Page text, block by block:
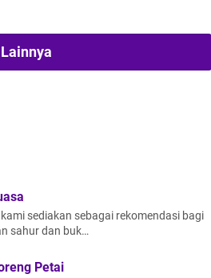
sediakan sebagai rekomendasi bagi
sahur dan buk…
Petai